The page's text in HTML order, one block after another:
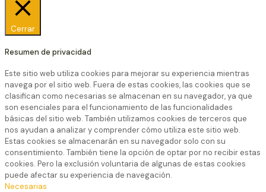
Cerrar
Resumen de privacidad
Este sitio web utiliza cookies para mejorar su experiencia mientras
navega por el sitio web. Fuera de estas cookies, las cookies que se
clasifican como necesarias se almacenan en su navegador, ya que
son esenciales para el funcionamiento de las funcionalidades
básicas del sitio web. También utilizamos cookies de terceros que
nos ayudan a analizar y comprender cómo utiliza este sitio web.
Estas cookies se almacenarán en su navegador solo con su
consentimiento. También tiene la opción de optar por no recibir estas
cookies. Pero la exclusión voluntaria de algunas de estas cookies
puede afectar su experiencia de navegación.
Necesarias